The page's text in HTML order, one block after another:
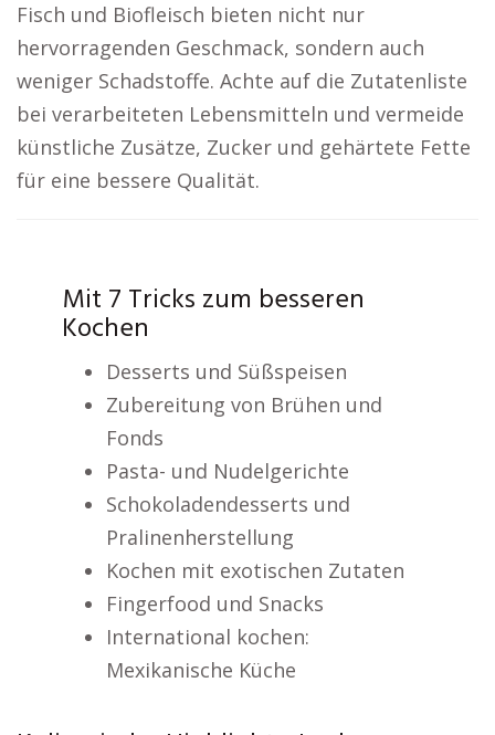
Fisch und Biofleisch bieten nicht nur
hervorragenden Geschmack, sondern auch
weniger Schadstoffe. Achte auf die Zutatenliste
bei verarbeiteten Lebensmitteln und vermeide
künstliche Zusätze, Zucker und gehärtete Fette
für eine bessere Qualität.
Mit 7 Tricks zum besseren
Kochen
Desserts und Süßspeisen
Zubereitung von Brühen und
Fonds
Pasta- und Nudelgerichte
Schokoladendesserts und
Pralinenherstellung
Kochen mit exotischen Zutaten
Fingerfood und Snacks
International kochen:
Mexikanische Küche